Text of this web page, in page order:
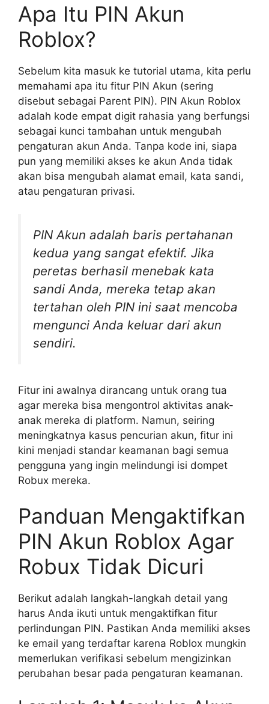
Apa Itu PIN Akun
Roblox?
Sebelum kita masuk ke tutorial utama, kita perlu
memahami apa itu fitur PIN Akun (sering
disebut sebagai Parent PIN). PIN Akun Roblox
adalah kode empat digit rahasia yang berfungsi
sebagai kunci tambahan untuk mengubah
pengaturan akun Anda. Tanpa kode ini, siapa
pun yang memiliki akses ke akun Anda tidak
akan bisa mengubah alamat email, kata sandi,
atau pengaturan privasi.
PIN Akun adalah baris pertahanan
kedua yang sangat efektif. Jika
peretas berhasil menebak kata
sandi Anda, mereka tetap akan
tertahan oleh PIN ini saat mencoba
mengunci Anda keluar dari akun
sendiri.
Fitur ini awalnya dirancang untuk orang tua
agar mereka bisa mengontrol aktivitas anak-
anak mereka di platform. Namun, seiring
meningkatnya kasus pencurian akun, fitur ini
kini menjadi standar keamanan bagi semua
pengguna yang ingin melindungi isi dompet
Robux mereka.
Panduan Mengaktifkan
PIN Akun Roblox Agar
Robux Tidak Dicuri
Berikut adalah langkah-langkah detail yang
harus Anda ikuti untuk mengaktifkan fitur
perlindungan PIN. Pastikan Anda memiliki akses
ke email yang terdaftar karena Roblox mungkin
memerlukan verifikasi sebelum mengizinkan
perubahan besar pada pengaturan keamanan.